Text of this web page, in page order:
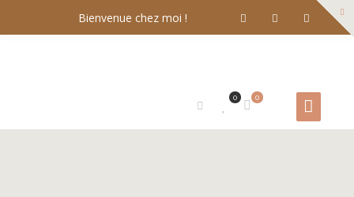
Bienvenue chez moi !
0
0